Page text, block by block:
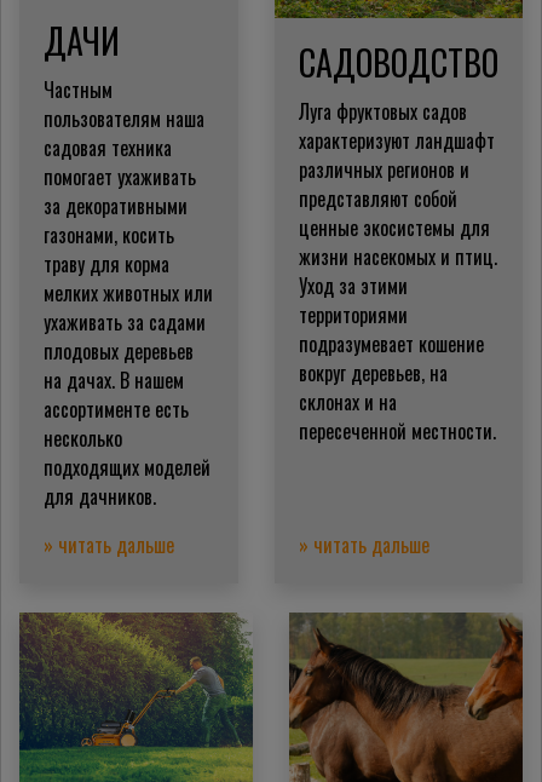
ДАЧИ
Частным
пользователям наша
садовая техника
помогает ухаживать
за декоративными
газонами, косить
траву для корма
мелких животных или
ухаживать за садами
плодовых деревьев
на дачах. В нашем
ассортименте есть
несколько
подходящих моделей
для дачников.
» читать дальше
САДОВОДСТВО
Луга фруктовых садов
характеризуют ландшафт
различных регионов и
представляют собой
ценные экосистемы для
жизни насекомых и птиц.
Уход за этими
территориями
подразумевает кошение
вокруг деревьев, на
склонах и на
пересеченной местности.
» читать дальше